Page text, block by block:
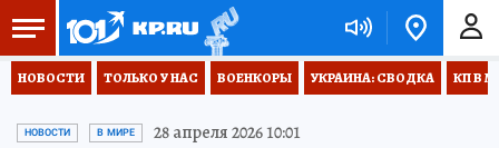
НОВОСТИ ТОЛЬКО У НАС ВОЕНКОРЫ УКРАИНА: СВОДКА КП В
НОВОСТИ В МИРЕ 28 апреля 2026 10:01